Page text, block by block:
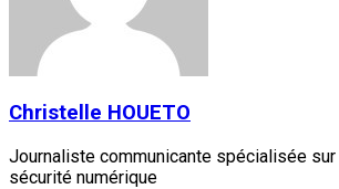
Christelle HOUETO
Journaliste communicante spécialisée
sécurité numérique